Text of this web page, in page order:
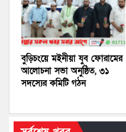
বুড়িচংয়ে মইনীয়া যুব ফোরামের
আলোচনা সভা অনুষ্ঠিত, ৩১
সদস্যের কমিটি গঠন